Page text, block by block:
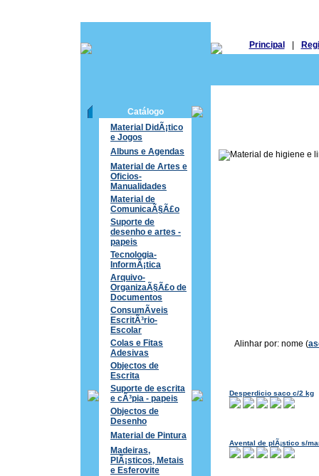
Principal
Catálogo
Material DidÃ¡tico
e Jogos
Albuns e Agendas
Material de Artes e
Oficios-
Manualidades
Material de
ComunicaÃ§Ã£o
Suporte de
desenho e artes -
papeis
Tecnologia-
InformÃ¡tica
Arquivo-
OrganizaÃ§Ã£o de
Documentos
ConsumÃ­veis
EscritÃ³rio-
Escolar
Colas e Fitas
Adesivas
Objectos de
Escrita
Suporte de escrita
e cÃ³pia - papeis
Objectos de
Desenho
Material de Pintura
Madeiras,
PlÃ¡sticos, Metais
e Esferovite
Alinhar por: nome (
Desperdicio saco c/2 kg
Avental de plÃ¡stico s/